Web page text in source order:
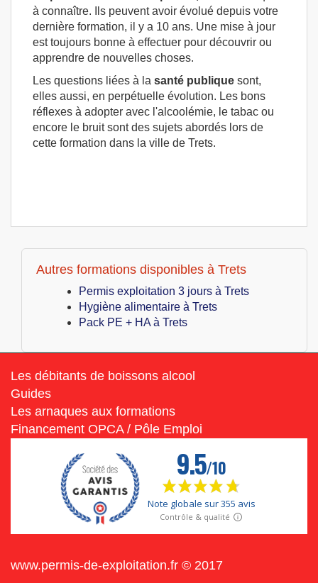
à connaître. Ils peuvent avoir évolué depuis votre
dernière formation, il y a 10 ans. Une mise à jour
est toujours bonne à effectuer pour découvrir ou
apprendre de nouvelles choses.
Les questions liées à la santé publique sont,
elles aussi, en perpétuelle évolution. Les bons
réflexes à adopter avec l'alcoolémie, le tabac ou
encore le bruit sont des sujets abordés lors de
cette formation dans la ville de Trets.
Autres formations disponibles à Trets
Permis exploitation 3 jours à Trets
Hygiène alimentaire à Trets
Pack PE + HA à Trets
Les débitants de boissons alcool
Guides
Les arnaques aux formations
Financement OPCA / Pôle Emploi
www.permis-de-exploitation.fr © 2017